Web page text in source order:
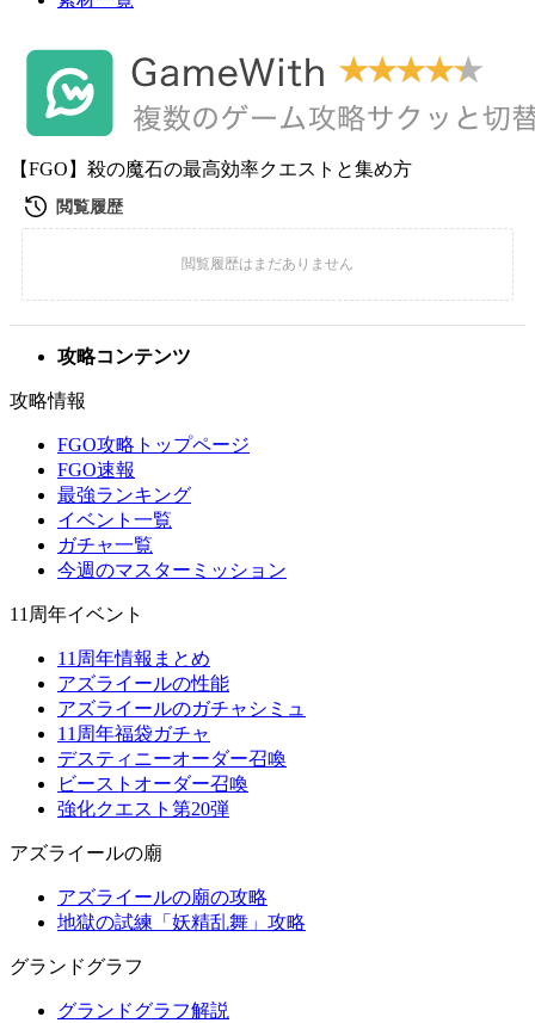
【FGO】殺の魔石の最高効率クエストと集め方
攻略コンテンツ
攻略情報
FGO攻略トップページ
FGO速報
最強ランキング
イベント一覧
ガチャ一覧
今週のマスターミッション
11周年イベント
11周年情報まとめ
アズライールの性能
アズライールのガチャシミュ
11周年福袋ガチャ
デスティニーオーダー召喚
ビーストオーダー召喚
強化クエスト第20弾
アズライールの廟
アズライールの廟の攻略
地獄の試練「妖精乱舞」攻略
グランドグラフ
グランドグラフ解説